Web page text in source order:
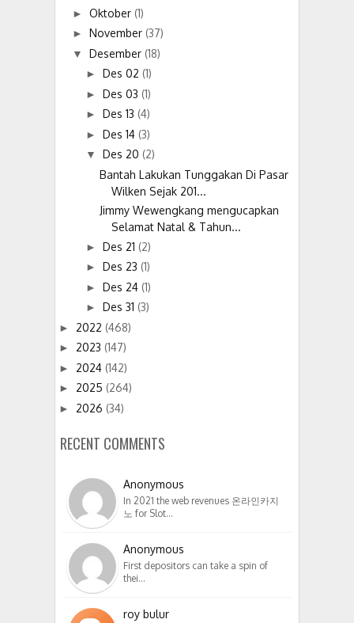
► Oktober (1)
► November (37)
▼ Desember (18)
► Des 02 (1)
► Des 03 (1)
► Des 13 (4)
► Des 14 (3)
▼ Des 20 (2)
Bantah Lakukan Tunggakan Di Pasar
Wilken Sejak 201...
Jimmy Wewengkang mengucapkan
Selamat Natal & Tahun...
► Des 21 (2)
► Des 23 (1)
► Des 24 (1)
► Des 31 (3)
► 2022 (468)
► 2023 (147)
► 2024 (142)
► 2025 (264)
► 2026 (34)
RECENT COMMENTS
Anonymous
In 2021 the web revenues 온라인카지
노 for Slot…
Anonymous
First depositors can take a spin of
thei…
roy bulur